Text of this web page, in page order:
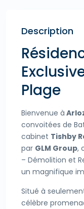
Description
Plage
Bienvenue à
convoitées de
cabinet Tishby
par GLM Group,
– Démolition et
un magnifique
Situé à
célèbre